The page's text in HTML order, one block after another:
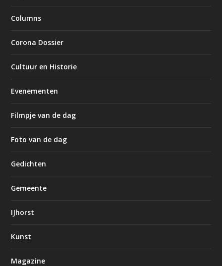
Columns
Corona Dossier
Cultuur en Historie
Evenementen
Filmpje van de dag
Foto van de dag
Gedichten
Gemeente
IJhorst
Kunst
Magazine